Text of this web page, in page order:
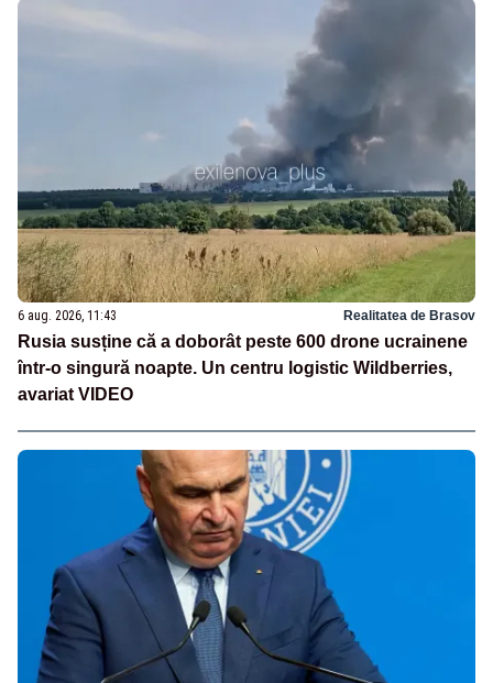
6 aug. 2026, 11:43 Realitatea de Brasov
Rusia susține că a doborât peste 600 drone ucrainene
într-o singură noapte. Un centru logistic Wildberries,
avariat VIDEO